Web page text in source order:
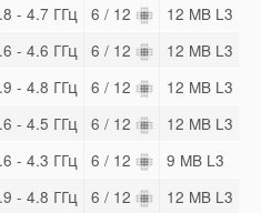
- 4.7 ГГц 6 / 12 12 MB L3
- 4.6 ГГц 6 / 12 12 MB L3
- 4.8 ГГц 6 / 12 12 MB L3
- 4.5 ГГц 6 / 12 12 MB L3
- 4.3 ГГц 6 / 12 9 MB L3
- 4.8 ГГц 6 / 12 12 MB L3